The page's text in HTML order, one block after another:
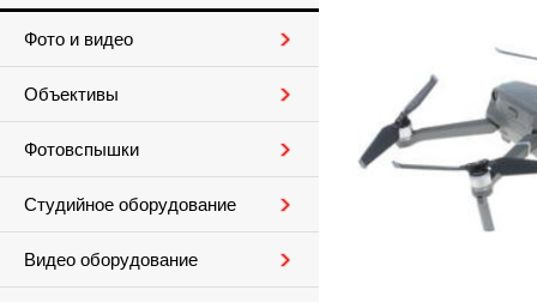
Фото и видео
Объективы
Фотовспышки
Студийное оборудование
Видео оборудование